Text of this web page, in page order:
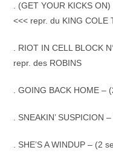
(GET YOUR KICKS
<<< repr. du KING COLE
. RIOT IN CELL BLOCK
repr. des ROBINS
. GOING BACK HOME –
. SNEAKIN’ SUSPICION
. SHE’S A WINDUP – (2